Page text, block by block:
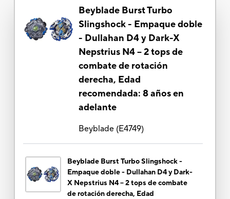
Beyblade Burst Turbo
Slingshock - Empaque doble
- Dullahan D4 y Dark-X
Nepstrius N4 – 2 tops de
combate de rotación
derecha, Edad
recomendada: 8 años en
adelante
Beyblade(E4749)
Beyblade Burst Turbo Slingshock -
Empaque doble - Dullahan D4 y Dark-
X Nepstrius N4 – 2 tops de combate
de rotación derecha, Edad